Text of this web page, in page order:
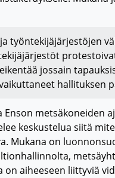
työntekijäjärjestöjen
jossain
hallituksen
Enson metsäkoneiden
keskustelua siitä
Mukana on
aiheeseen liittyviä